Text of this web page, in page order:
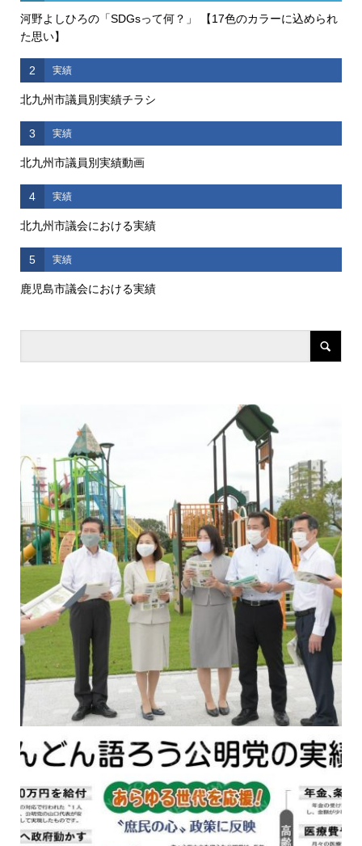
河野よしひろの「SDGsって何？」 【17色のカラーに込められ
た思い】
2 実績
北九州市議員別実績チラシ
3 実績
北九州市議員別実績動画
4 実績
北九州市議会における実績
5 実績
鹿児島市議会における実績